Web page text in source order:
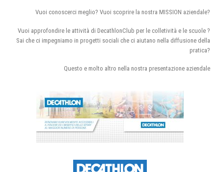
Vuoi conoscerci meglio? Vuoi scoprire la nostra MISSION aziendale?
Vuoi approfondire le attività di DecathlonClub per le colletività e le scuole ?
Sai che ci impegniamo in progetti sociali che ci aiutano nella diffusione della
pratica?
Questo e molto altro nella nostra presentazione aziendale